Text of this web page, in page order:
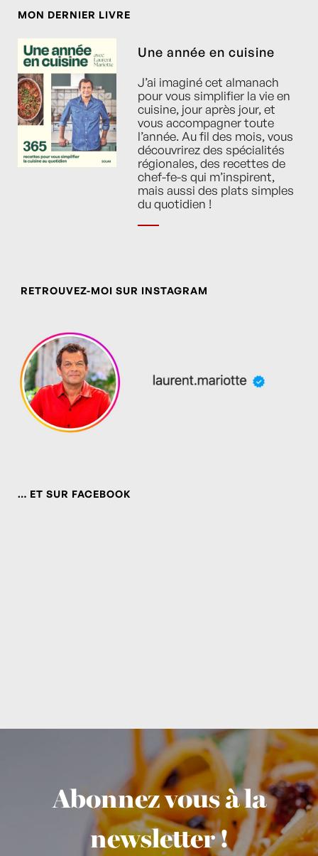
MON DERNIER LIVRE
Une année en cuisine
J’ai imaginé cet almanach
pour vous simplifier la vie en
cuisine, jour après jour, et
vous accompagner toute
l’année. Au fil des mois, vous
découvrirez des spécialités
régionales, des recettes de
chef-fe-s qui m’inspirent,
mais aussi des plats simples
du quotidien !
RETROUVEZ-MOI SUR INSTAGRAM
… ET SUR FACEBOOK
Abonnez vous à la
newsletter !